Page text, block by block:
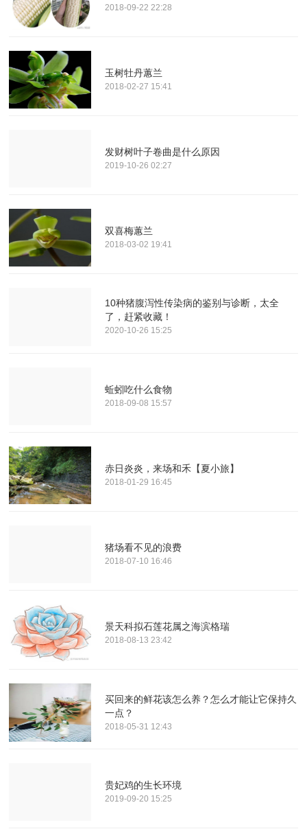
2018-09-22 22:28
玉树牡丹蕙兰
2018-02-27 15:41
发财树叶子卷曲是什么原因
2019-10-26 02:27
双喜梅蕙兰
2018-03-02 19:41
10种猪腹泻性传染病的鉴别与诊断，太全
了，赶紧收藏！
2020-10-26 15:25
蚯蚓吃什么食物
2018-09-08 15:57
赤日炎炎，来场和禾【夏小旅】
2018-01-29 16:45
猪场看不见的浪费
2018-07-10 16:46
景天科拟石莲花属之海滨格瑞
2018-08-13 23:42
买回来的鲜花该怎么养？怎么才能让它保持久
一点？
2018-05-31 12:43
贵妃鸡的生长环境
2019-09-20 15:25